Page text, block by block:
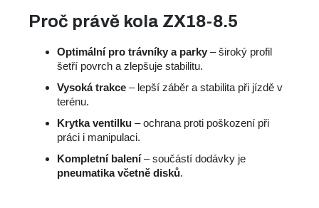
Proč právě kola ZX18-8.5
Optimální pro trávníky a parky – široký profil
šetří povrch a zlepšuje stabilitu.
Vysoká trakce – lepší záběr a stabilita při jízdě v
terénu.
Krytka ventilku – ochrana proti poškození při
práci i manipulaci.
Kompletní balení– součástí dodávky je
pneumatika včetně disků.